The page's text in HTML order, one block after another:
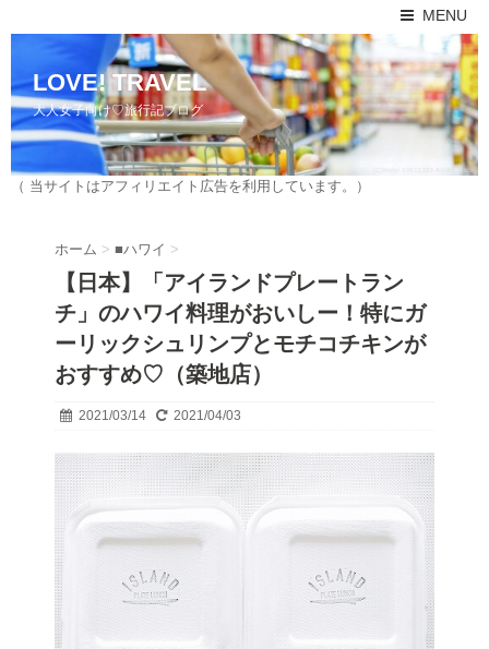
MENU
LOVE! TRAVEL
大人女子向け♡旅行記ブログ
（ 当サイトはアフィリエイト広告を利用しています。）
ホーム > ■ハワイ >
【日本】「アイランドプレートラン
チ」のハワイ料理がおいしー！特にガ
ーリックシュリンプとモチコチキンが
おすすめ♡（築地店）
2021/03/14 2021/04/03